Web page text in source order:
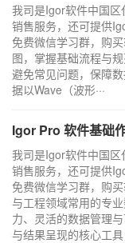
我司是Igor软件中国
销售服务，还可提供
免费微信学习群，购
图，掌握基础流程与
避免常见问题，保障
据以Wave（波形···
Igor Pro 软件基础
我司是Igor软件中国
销售服务，还可提供
免费微信学习群，购
与工程领域常用的专
力、灵活的数据管理
与结果呈现的核心工具